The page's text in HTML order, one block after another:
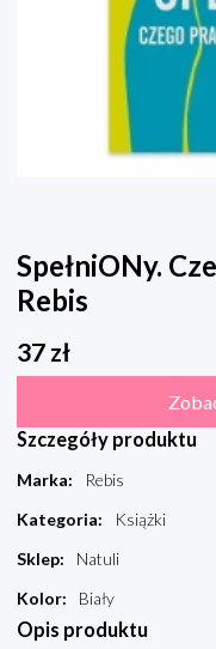
SpełniONy.
Rebis
37 zł
Szczegóły produktu
Marka:
Rebis
Kategoria:
Książki
Sklep:
Natuli
Kolor: Biały
Opis produktu